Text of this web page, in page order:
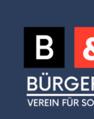
Inhalt
springen